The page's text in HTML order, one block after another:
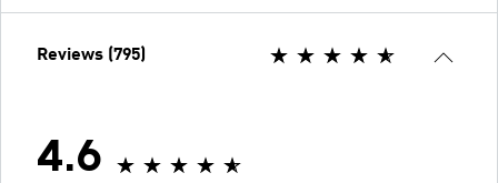
Reviews (795)
4.6